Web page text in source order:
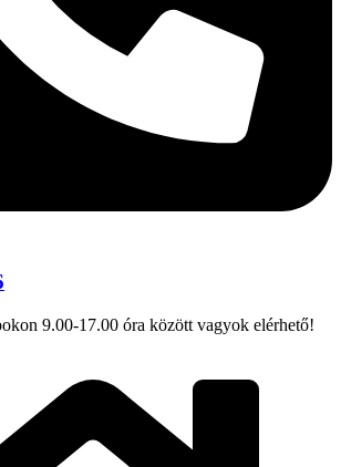
9.00-17.00 óra között vagyok elérhető!